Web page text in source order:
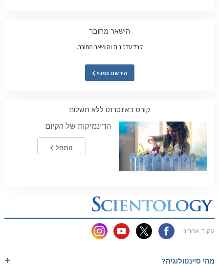
הישאר מחובר
קבל עדכונים והישאר מחובר.
הירשם כמנוי
קורס באינטרנט ללא תשלום
הדינמיקות של הקיום
התחל
עקוב אחרינו
מהי סיינטולוגיה?